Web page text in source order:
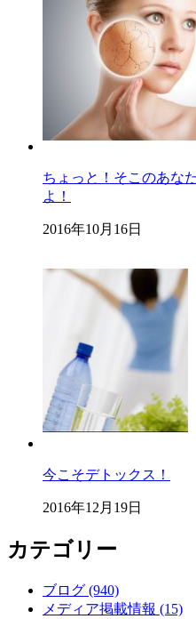
ちょっと！そこのあな
よ！
2016年10月16日
今こそデトックス！
2016年12月19日
カテゴリー
ブログ (940)
メディア掲載情報 (15)